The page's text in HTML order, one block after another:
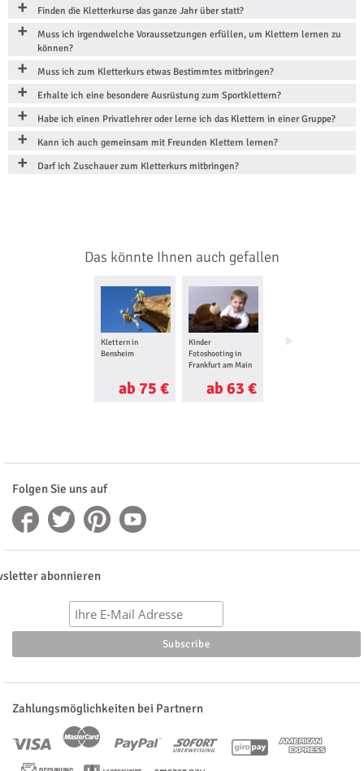
Finden die Kletterkurse das ganze Jahr über statt?
Muss ich irgendwelche Voraussetzungen erfüllen, um Klettern lernen zu
können?
Muss ich zum Kletterkurs etwas Bestimmtes mitbringen?
Erhalte ich eine besondere Ausrüstung zum Sportklettern?
Habe ich einen Privatlehrer oder lerne ich das Klettern in einer Gruppe?
Kann ich auch gemeinsam mit Freunden Klettern lernen?
Darf ich Zuschauer zum Kletterkurs mitbringen?
Das könnte Ihnen auch gefallen
Klettern in
Bensheim
ab 75 €
Kinder
Fotoshooting in
Frankfurt am Main
ab 63 €
Familien
Folgen Sie uns auf
abonnieren
Zahlungsmöglichkeiten bei Partnern